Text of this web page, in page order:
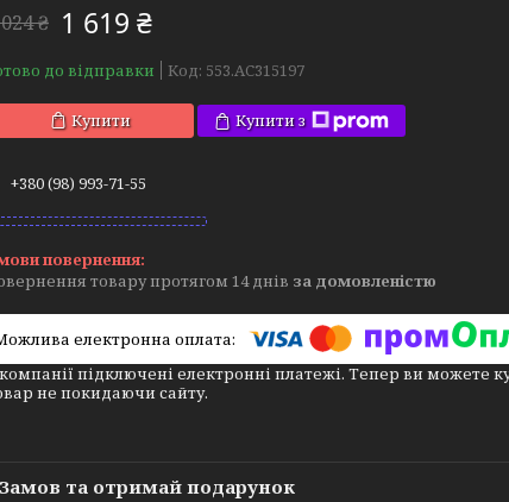
₴ 1 619 ₴
до відправки Код: 553.AC315197
Купити Купити з
+380 (98) 993-71-55
товару протягом 14 днів за домовленістю
підключені електронні платежі. Тепер ви можете
не покидаючи сайту.
Замов та отримай подарунок